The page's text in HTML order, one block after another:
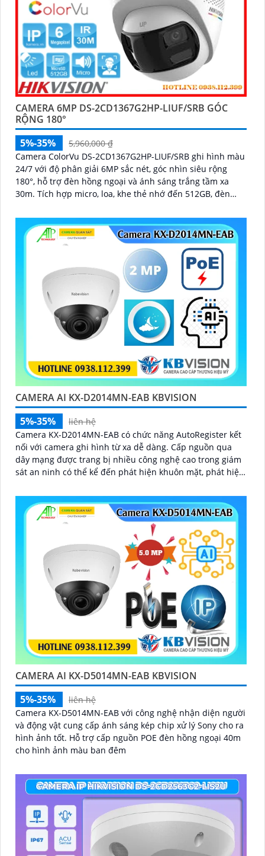
CAMERA 6MP DS-2CD1367G2HP-LIUF/SRB GÓC
RỘNG 180°
5%-35%
5,960,000 ₫
Camera ColorVu DS-2CD1367G2HP-LIUF/SRB ghi hình màu
24/7 với độ phân giải 6MP sắc nét, góc nhìn siêu rộng
180°, hỗ trợ đèn hồng ngoại và ánh sáng trắng tầm xa
30m. Tích hợp micro, loa, khe thẻ nhớ đến 512GB, đèn
ngoài trời hiệu quả
CAMERA AI KX-D2014MN-EAB KBVISION
5%-35%
liên hệ
Camera KX-D2014MN-EAB có chức năng AutoRegister kết
nối với camera ghi hình từ xa dễ dàng. Cấp nguồn qua
dây mạng được trang bị nhiều công nghệ cao trong giám
sát an ninh có thể kể đến phát hiện khuôn mặt, phát hiện
CAMERA AI KX-D5014MN-EAB KBVISION
5%-35%
liên hệ
Camera KX-D5014MN-EAB với công nghệ nhận diện người
và động vật cung cấp ánh sáng kép chip xử lý Sony cho ra
hình ảnh tốt. Hỗ trợ cấp nguồn POE đèn hồng ngoại 40m
cho hình ảnh màu ban đêm